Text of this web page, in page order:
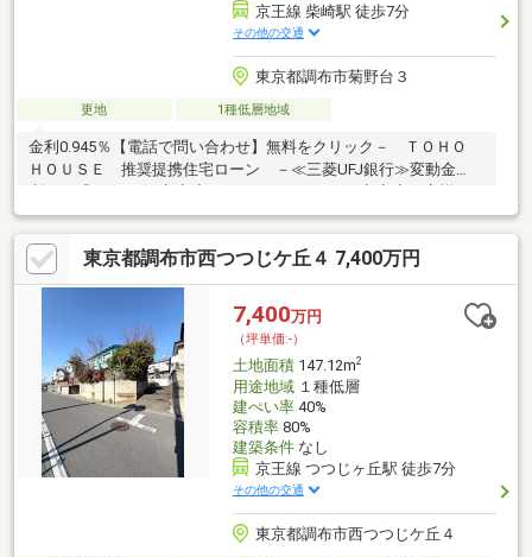
京王線 柴崎駅 徒歩7分
その他の交通
東京都調布市菊野台３
更地 1種低層地域
金利0.945％【電話で問い合わせ】無料をクリック－ ＴＯＨＯ
ＨＯＵＳＥ 推奨提携住宅ローン －≪三菱UFJ銀行≫変動金
利 『0.945％』◆◆◆TOHO HOUSE CLUB◆◆◆お客様の
「不安」や「悩み」を解決して、将来の暮らしの「安心」を守る
お手伝いをさせていただきます。生涯FPによるライフプラン設計
サービスが御座います。
東京都調布市西つつじケ丘４ 7,400万円
7,400万円
（坪単価:-）
土地面積147.12m2
用途地域１種低層
建ぺい率40%
容積率80%
建築条件なし
京王線 つつじヶ丘駅 徒歩7分
その他の交通
東京都調布市西つつじケ丘４